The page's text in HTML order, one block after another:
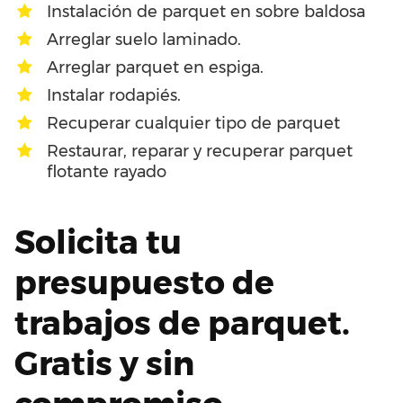
Instalación de parquet en sobre baldosa
Arreglar suelo laminado.
Arreglar parquet en espiga.
Instalar rodapiés.
Recuperar cualquier tipo de parquet
Restaurar, reparar y recuperar parquet
flotante rayado
Solicita tu
presupuesto de
trabajos de parquet.
Gratis y sin